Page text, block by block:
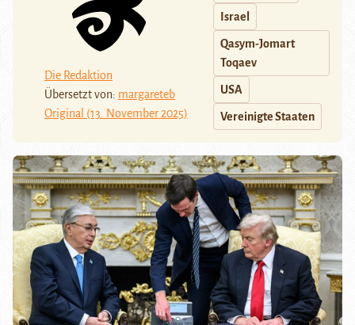
Die Redaktion
Übersetzt von: margareteb
Original (13. November 2025)
Israel
Qasym-Jomart
Toqaev
USA
Vereinigte Staaten